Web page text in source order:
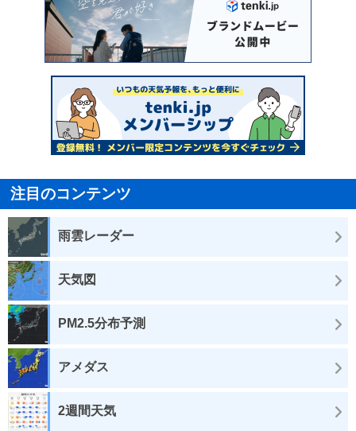
注目のコンテンツ
雨雲レーダー
天気図
PM2.5分布予測
アメダス
2週間天気